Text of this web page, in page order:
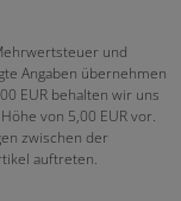
und
Angaben übernehmen
EUR behalten wir uns
von 5,00 EUR vor.
zwischen der
auftreten.